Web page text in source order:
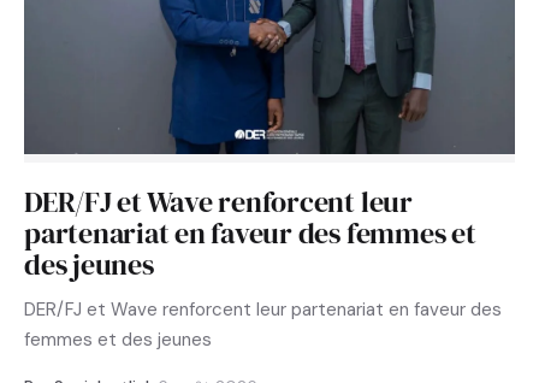
DER/FJ et Wave renforcent leur
partenariat en faveur des femmes et
des jeunes
DER/FJ et Wave renforcent leur partenariat en faveur des
femmes et des jeunes